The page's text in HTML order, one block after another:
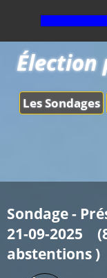
Les Sondages
Élection
Sondage -
21-09-
abstentions )